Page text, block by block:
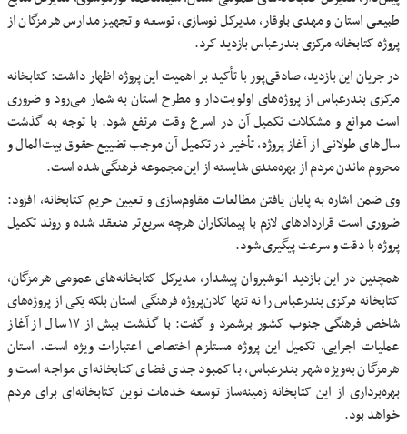
طبیعی استان و مهدی باوقار، مدیرکل نوسازی، توسعه و تجهیز مدارس هرمزگان از
پروژه کتابخانه مرکزی بندرعباس بازدید کرد.
در جریان این بازدید، صادقی‌پور با تأکید بر اهمیت این پروژه اظهار داشت: کتابخانه
مرکزی بندرعباس از پروژه‌های اولویت‌دار و مطرح استان به شمار می‌رود و ضروری
است موانع و مشکلات تکمیل آن در اسرع وقت مرتفع شود. با توجه به گذشت
سال‌های طولانی از آغاز پروژه، تأخیر در تکمیل آن موجب تضییع حقوق بیت‌المال و
محروم ماندن مردم از بهره‌مندی شایسته از این مجموعه فرهنگی شده است.
وی ضمن اشاره به پایان یافتن مطالعات مقاوم‌سازی و تعیین حریم کتابخانه، افزود:
ضروری است قراردادهای لازم با پیمانکاران هرچه سریع‌تر منعقد شده و روند تکمیل
پروژه با دقت و سرعت پیگیری شود.
همچنین در این بازدید انوشیروان پیشدار، مدیرکل کتابخانه‌های عمومی هرمزگان،
کتابخانه مرکزی بندرعباس را نه تنها کلان‌پروژه فرهنگی استان بلکه یکی از پروژه‌های
شاخص فرهنگی جنوب کشور برشمرد و گفت: با گذشت بیش از ۱۷ سال از آغاز
عملیات اجرایی، تکمیل این پروژه مستلزم اختصاص اعتبارات ویژه است. استان
هرمزگان به‌ویژه شهر بندرعباس، با کمبود جدی فضای کتابخانه‌ای مواجه است و
بهره‌برداری از این کتابخانه زمینه‌ساز توسعه خدمات نوین کتابخانه‌ای برای مردم
خواهد بود.